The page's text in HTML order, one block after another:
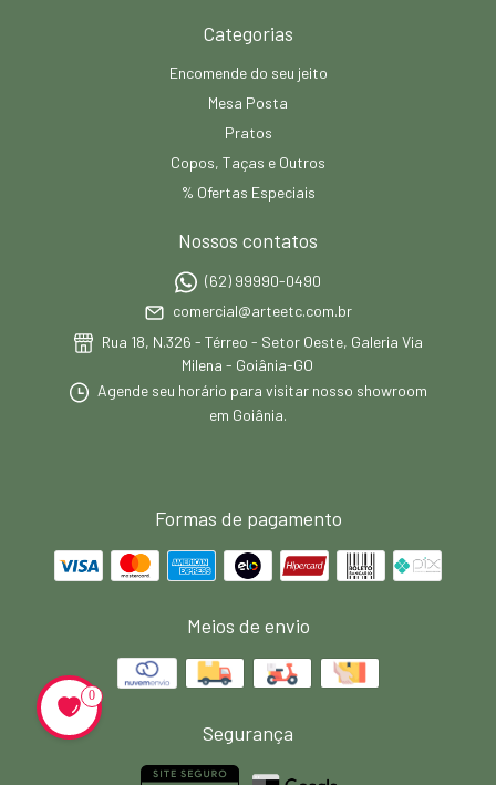
Categorias
Encomende do seu jeito
Mesa Posta
Pratos
Copos, Taças e Outros
% Ofertas Especiais
Nossos contatos
(62) 99990-0490
comercial@arteetc.com.br
Rua 18, N.326 - Térreo - Setor Oeste, Galeria Via
Milena - Goiânia-GO
Agende seu horário para visitar nosso showroom
em Goiânia.
Formas de pagamento
Meios de envio
Segurança
0